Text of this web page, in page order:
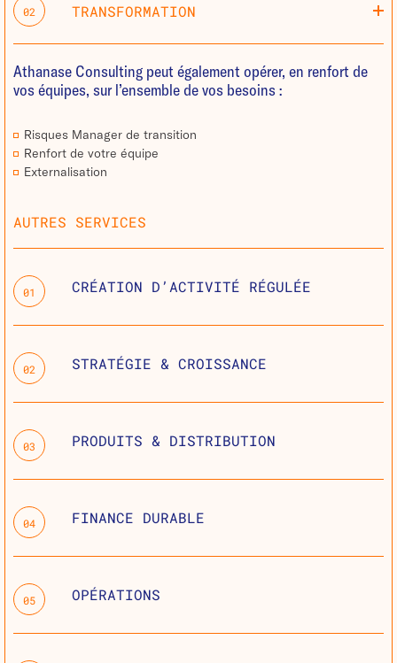
02 TRANSFORMATION
Athanase Consulting peut également opérer, en renfort de
vos équipes, sur l’ensemble de vos besoins :
Risques Manager de transition
Renfort de votre équipe
Externalisation
AUTRES SERVICES
01 CRÉATION D’ACTIVITÉ RÉGULÉE
02 STRATÉGIE & CROISSANCE
03 PRODUITS & DISTRIBUTION
04 FINANCE DURABLE
05 OPÉRATIONS